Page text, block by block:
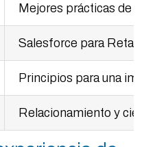
Mejores prácticas de
Salesforce para Retail
Principios para una
Relacionamiento y cierre